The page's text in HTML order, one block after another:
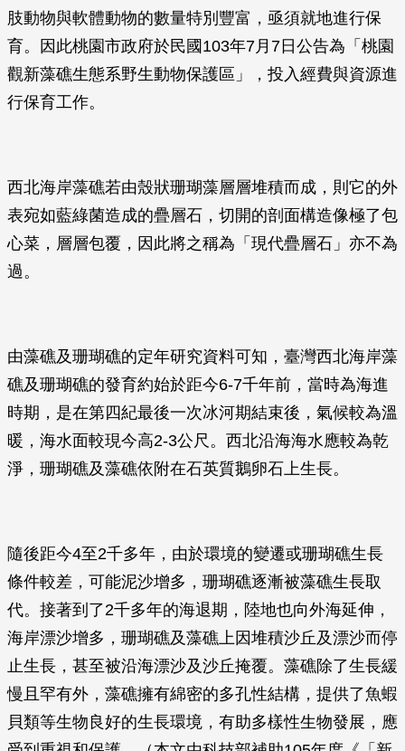
肢動物與軟體動物的數量特別豐富，亟須就地進行保
育。因此桃園市政府於民國103年7月7日公告為「桃園
觀新藻礁生態系野生動物保護區」，投入經費與資源進
行保育工作。
西北海岸藻礁若由殼狀珊瑚藻層層堆積而成，則它的外
表宛如藍綠菌造成的疊層石，切開的剖面構造像極了包
心菜，層層包覆，因此將之稱為「現代疊層石」亦不為
過。
由藻礁及珊瑚礁的定年研究資料可知，臺灣西北海岸藻
礁及珊瑚礁的發育約始於距今6-7千年前，當時為海進
時期，是在第四紀最後一次冰河期結束後，氣候較為溫
暖，海水面較現今高2-3公尺。西北沿海海水應較為乾
淨，珊瑚礁及藻礁依附在石英質鵝卵石上生長。
隨後距今4至2千多年，由於環境的變遷或珊瑚礁生長
條件較差，可能泥沙增多，珊瑚礁逐漸被藻礁生長取
代。接著到了2千多年的海退期，陸地也向外海延伸，
海岸漂沙增多，珊瑚礁及藻礁上因堆積沙丘及漂沙而停
止生長，甚至被沿海漂沙及沙丘掩覆。藻礁除了生長緩
慢且罕有外，藻礁擁有綿密的多孔性結構，提供了魚蝦
貝類等生物良好的生長環境，有助多樣性生物發展，應